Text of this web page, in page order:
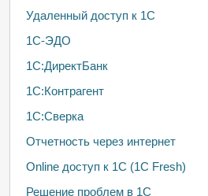
Удаленный доступ к 1С
1С-ЭДО
1С:ДиректБанк
1С:Контрагент
1С:Сверка
Отчетность через интернет
Online доступ к 1С (1С Fresh)
Решение проблем в 1С